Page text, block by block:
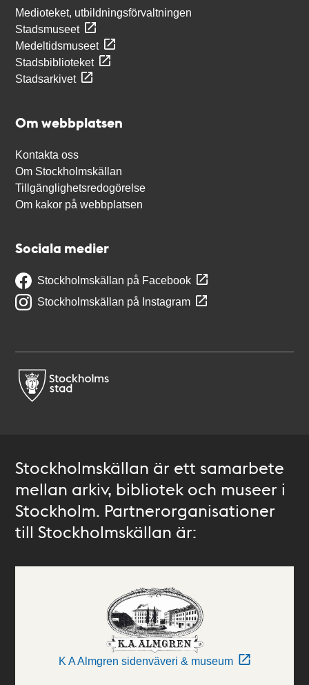
Medioteket, utbildningsförvaltningen
Stadsmuseet
Medeltidsmuseet
Stadsbiblioteket
Stadsarkivet
Om webbplatsen
Kontakta oss
Om Stockholmskällan
Tillgänglighetsredogörelse
Om kakor på webbplatsen
Sociala medier
Stockholmskällan på Facebook
Stockholmskällan på Instagram
Stockholmskällan är ett samarbete
mellan arkiv, bibliotek och museer i
Stockholm. Partnerorganisationer
till Stockholmskällan är:
K A Almgren sidenväveri & museum